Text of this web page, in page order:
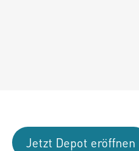
Jetzt Depot eröffnen